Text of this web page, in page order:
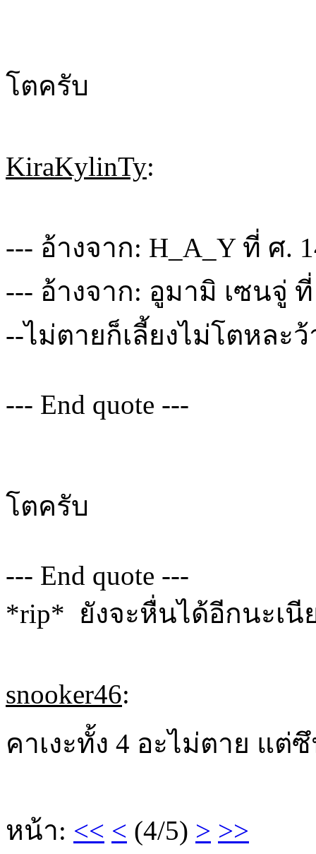
โตครับ
KiraKylinTy:
--- อ้างจาก: H_A_Y ที่ ศ.
--- อ้างจาก: อูมามิ เซนจู่ ที่
--ไม่ตายก็เลี้ยงไม่โตหละ
--- End quote ---
โตครับ
--- End quote ---
*rip* ยังจะหื่นได้อีกนะเนี
snooker46:
คาเงะทั้ง 4 อะไม่ตาย แต่
หน้า: << < (4/5) > >>